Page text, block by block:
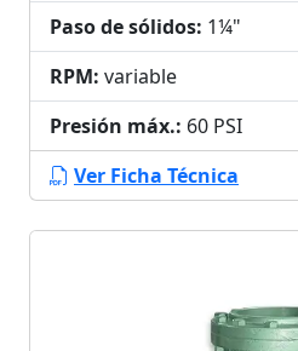
Paso de sólidos: 1¼"
RPM: variable
Presión máx.: 60 PSI
Ver Ficha Técnica